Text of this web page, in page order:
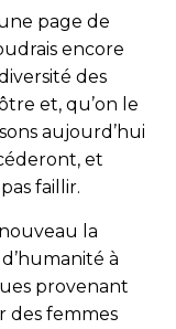
page de
encore
des
et, qu’on le
aujourd’hui
et
faillir.
la
à
provenant
des femmes